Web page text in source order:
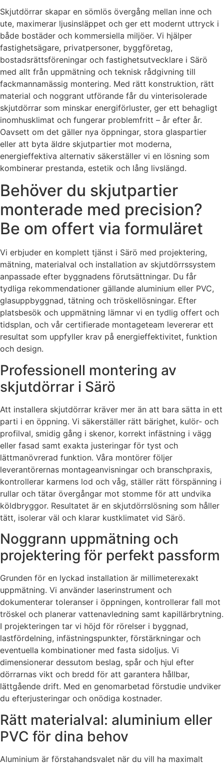
Skjutdörrar skapar en sömlös övergång mellan inne och
ute, maximerar ljusinsläppet och ger ett modernt uttryck i
både bostäder och kommersiella miljöer. Vi hjälper
fastighetsägare, privatpersoner, byggföretag,
bostadsrättsföreningar och fastighetsutvecklare i Särö
med allt från uppmätning och teknisk rådgivning till
fackmannamässig montering. Med rätt konstruktion, rätt
material och noggrant utförande får du vinterisolerade
skjutdörrar som minskar energiförluster, ger ett behagligt
inomhusklimat och fungerar problemfritt – år efter år.
Oavsett om det gäller nya öppningar, stora glaspartier
eller att byta äldre skjutpartier mot moderna,
energieffektiva alternativ säkerställer vi en lösning som
kombinerar prestanda, estetik och lång livslängd.
Behöver du skjutpartier
monterade med precision?
Be om offert via formuläret
Vi erbjuder en komplett tjänst i Särö med projektering,
mätning, materialval och installation av skjutdörrssystem
anpassade efter byggnadens förutsättningar. Du får
tydliga rekommendationer gällande aluminium eller PVC,
glasuppbyggnad, tätning och tröskellösningar. Efter
platsbesök och uppmätning lämnar vi en tydlig offert och
tidsplan, och vår certifierade montageteam levererar ett
resultat som uppfyller krav på energieffektivitet, funktion
och design.
Professionell montering av
skjutdörrar i Särö
Att installera skjutdörrar kräver mer än att bara sätta in ett
parti i en öppning. Vi säkerställer rätt bärighet, kulör- och
profilval, smidig gång i skenor, korrekt infästning i vägg
eller fasad samt exakta justeringar för tyst och
lättmanövrerad funktion. Våra montörer följer
leverantörernas montageanvisningar och branschpraxis,
kontrollerar karmens lod och våg, ställer rätt förspänning i
rullar och tätar övergångar mot stomme för att undvika
köldbryggor. Resultatet är en skjutdörrslösning som håller
tätt, isolerar väl och klarar kustklimatet vid Särö.
Noggrann uppmätning och
projektering för perfekt passform
Grunden för en lyckad installation är millimeterexakt
uppmätning. Vi använder laserinstrument och
dokumenterar toleranser i öppningen, kontrollerar fall mot
tröskel och planerar vattenavledning samt kapillärbrytning.
I projekteringen tar vi höjd för rörelser i byggnad,
lastfördelning, infästningspunkter, förstärkningar och
eventuella kombinationer med fasta sidoljus. Vi
dimensionerar dessutom beslag, spår och hjul efter
dörrarnas vikt och bredd för att garantera hållbar,
lättgående drift. Med en genomarbetad förstudie undviker
du efterjusteringar och onödiga kostnader.
Rätt materialval: aluminium eller
PVC för dina behov
Aluminium är förstahandsvalet när du vill ha maximalt